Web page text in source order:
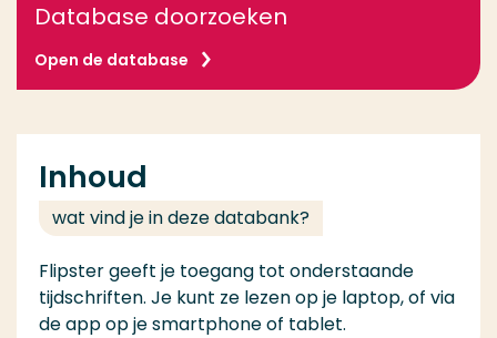
Database doorzoeken
Open de database
Inhoud
wat vind je in deze databank?
Flipster geeft je toegang tot onderstaande
tijdschriften. Je kunt ze lezen op je laptop, of via
de app op je smartphone of tablet.